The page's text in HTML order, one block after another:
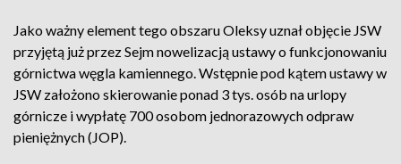
Jako ważny element tego obszaru Oleksy uznał objęcie JSW
przyjętą już przez Sejm nowelizacją ustawy o funkcjonowaniu
górnictwa węgla kamiennego. Wstępnie pod kątem ustawy w
JSW założono skierowanie ponad 3 tys. osób na urlopy
górnicze i wypłatę 700 osobom jednorazowych odpraw
pieniężnych (JOP).